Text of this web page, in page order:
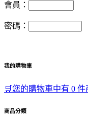
會員：
密碼：
我的購物車
🛒您的購物車中有 0
商品分類